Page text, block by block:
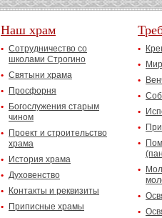
Наш храм
Сотрудничество со
школами Строгино
Святыни храма
Просфорня
Богослужения старым
чином
Проект и строительство
храма
История храма
Духовенство
Контакты и реквизиты
Приписные храмы